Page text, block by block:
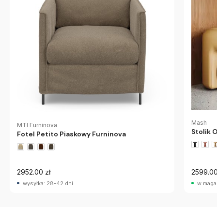
MTI Furninova
Fotel Petito Piaskowy Furninova
2952.00 zł
wysyłka: 28-42 dni
Mash
Stolik
w